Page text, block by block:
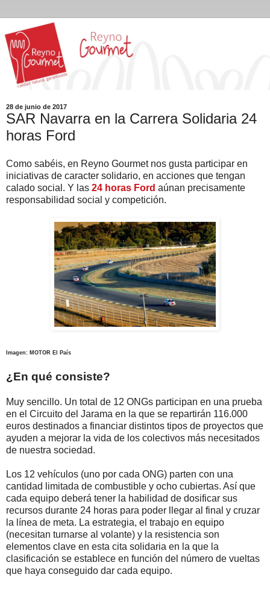
28 de junio de 2017
SAR Navarra en la Carrera Solidaria 24
horas Ford
Como sabéis, en Reyno Gourmet nos gusta participar en
iniciativas de caracter solidario, en acciones que tengan
calado social. Y las 24 horas Ford aúnan precisamente
responsabilidad social y competición.
Imagen: MOTOR El País
¿En qué consiste?
Muy sencillo. Un total de 12 ONGs participan en una prueba
en el Circuito del Jarama en la que se repartirán 116.000
euros destinados a financiar distintos tipos de proyectos que
ayuden a mejorar la vida de los colectivos más necesitados
de nuestra sociedad.
Los 12 vehículos (uno por cada ONG) parten con una
cantidad limitada de combustible y ocho cubiertas. Así que
cada equipo deberá tener la habilidad de dosificar sus
recursos durante 24 horas para poder llegar al final y cruzar
la línea de meta. La estrategia, el trabajo en equipo
(necesitan turnarse al volante) y la resistencia son
elementos clave en esta cita solidaria en la que la
clasificación se establece en función del número de vueltas
que haya conseguido dar cada equipo.